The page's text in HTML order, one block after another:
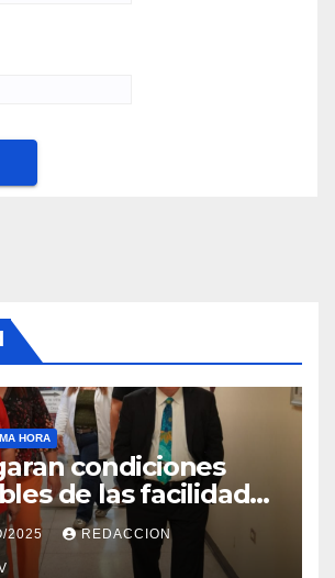
HORA
condiciones
de las facilidades
de la Salud
2025 REDACCION